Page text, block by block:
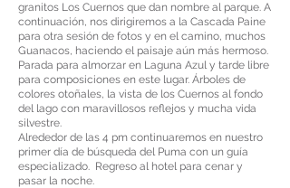
granitos Los Cuernos que dan nombre al parque. A
continuación, nos dirigiremos a la Cascada Paine
para otra sesión de fotos y en el camino, muchos
Guanacos, haciendo el paisaje aún más hermoso.
Parada para almorzar en Laguna Azul y tarde libre
para composiciones en este lugar. Árboles de
colores otoñales, la vista de los Cuernos al fondo
del lago con maravillosos reflejos y mucha vida
silvestre.
Alrededor de las 4 pm continuaremos en nuestro
primer día de búsqueda del Puma con un guía
especializado. Regreso al hotel para cenar y
pasar la noche.